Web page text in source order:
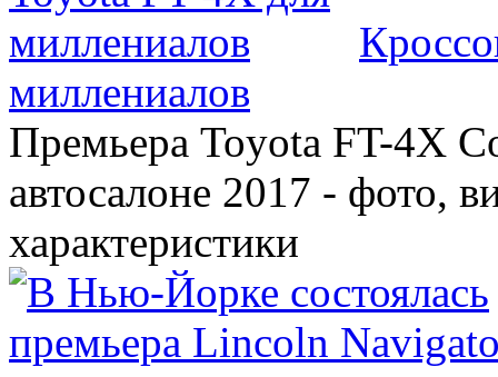
миллениалов
Премьера Toyota FT-4X
автосалоне 2017 - фото,
характеристики